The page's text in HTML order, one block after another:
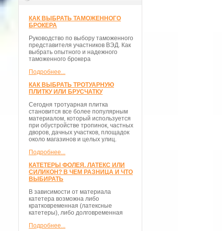
КАК ВЫБРАТЬ ТАМОЖЕННОГО
БРОКЕРА
Руководство по выбору таможенного
представителя участников ВЭД. Как
выбрать опытного и надежного
таможенного брокера
Подробнее...
КАК ВЫБРАТЬ ТРОТУАРНУЮ
ПЛИТКУ ИЛИ БРУСЧАТКУ
Сегодня тротуарная плитка
становится все более популярным
материалом, который используется
при обустройстве тропинок, частных
дворов, дачных участков, площадок
около магазинов и целых улиц.
Подробнее...
КАТЕТЕРЫ ФОЛЕЯ. ЛАТЕКС ИЛИ
СИЛИКОН? В ЧЕМ РАЗНИЦА И ЧТО
ВЫБИРАТЬ
В зависимости от материала
катетера возможна либо
кратковременная (латексные
катетеры), либо долговременная
Подробнее...